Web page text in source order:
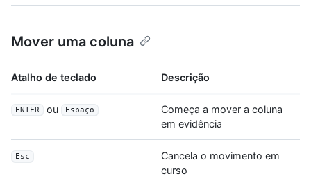
Mover uma coluna
Atalho de teclado Descrição
ENTER ou Espaço
Começa a mover a coluna
em evidência
Esc
Cancela o movimento em
curso